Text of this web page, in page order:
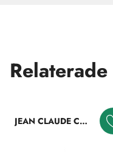
JEAN CLAUDE CONSTANTIN